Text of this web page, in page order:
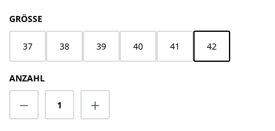
GRÖSSE
37 38 39 40 41 42
ANZAHL
Produkt Anzahl: Gib den gewünschten